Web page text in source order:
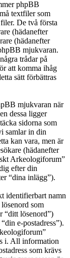
phpBB
textfiler som
De två första
(hädanefter
(hädanefter
mjukvaran.
trådar på
att komma ihåg
sätt förbättras
mjukvaran när
dessa ligger
sidorna som
samlar in din
kan vara, men är
(hädanefter
Arkeologiforum”
efter din
“dina inlägg”).
identifierbart namn
som
“ditt lösenord”)
e-postadress”).
i. All information
som krävs